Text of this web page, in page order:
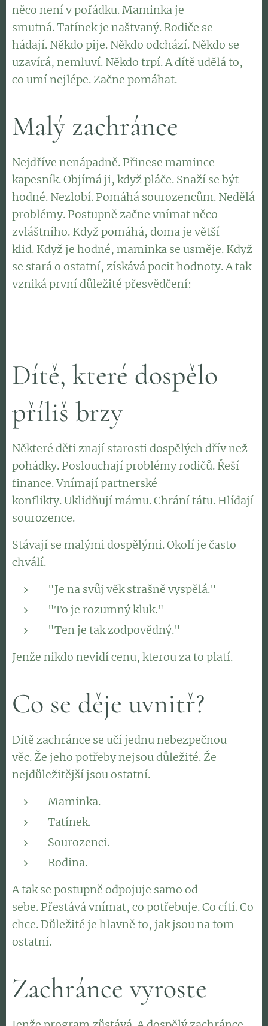
něco není v pořádku. Maminka je
smutná. Tatínek je naštvaný. Rodiče se
hádají. Někdo pije. Někdo odchází. Někdo se
uzavírá, nemluví. Někdo trpí. A dítě udělá to,
co umí nejlépe. Začne pomáhat.
Malý zachránce
Nejdříve nenápadně. Přinese mamince
kapesník. Objímá ji, když pláče. Snaží se být
hodné. Nezlobí. Pomáhá sourozencům. Nedělá
problémy. Postupně začne vnímat něco
zvláštního. Když pomáhá, doma je větší
klid. Když je hodné, maminka se usměje. Když
se stará o ostatní, získává pocit hodnoty. A tak
vzniká první důležité přesvědčení:
Dítě, které dospělo
příliš brzy
Některé děti znají starosti dospělých dřív než
pohádky. Poslouchají problémy rodičů. Řeší
finance. Vnímají partnerské
konflikty. Uklidňují mámu. Chrání tátu. Hlídají
sourozence.
Stávají se malými dospělými. Okolí je často
chválí.
"Je na svůj věk strašně vyspělá."
"To je rozumný kluk."
"Ten je tak zodpovědný."
Jenže nikdo nevidí cenu, kterou za to platí.
Co se děje uvnitř?
Dítě zachránce se učí jednu nebezpečnou
věc. Že jeho potřeby nejsou důležité. Že
nejdůležitější jsou ostatní.
Maminka.
Tatínek.
Sourozenci.
Rodina.
A tak se postupně odpojuje samo od
sebe. Přestává vnímat, co potřebuje. Co cítí. Co
chce. Důležité je hlavně to, jak jsou na tom
ostatní.
Zachránce vyroste